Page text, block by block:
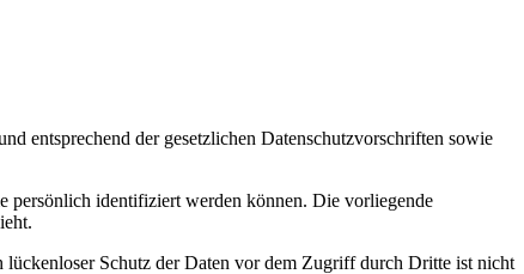
entsprechend der gesetzlichen Datenschutzvorschriften sowie
persönlich identifiziert werden können. Die vorliegende
Schutz der Daten vor dem Zugriff durch Dritte ist nicht